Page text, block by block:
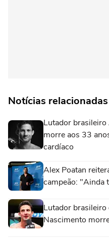
Notícias relacionadas
Lutador
morre aos 33
cardíaco
Alex Poatan
campeão: "Ainda
Lutador
Nascimento